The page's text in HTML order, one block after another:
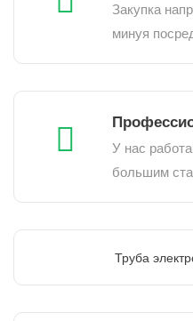
Закупка
минуя
У нас
большим
Труба